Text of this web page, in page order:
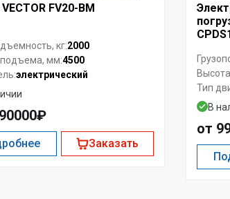
VECTOR FV20-BM
кг:2000
мм:4500
электрический
Заказать
Тип
В
от